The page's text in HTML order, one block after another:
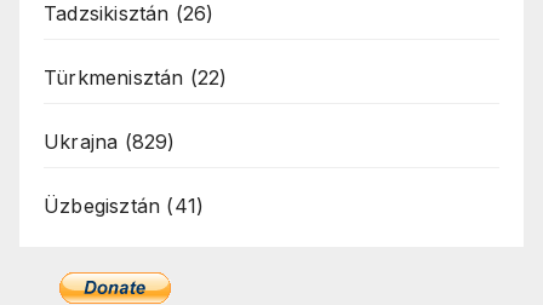
Tadzsikisztán (26)
Türkmenisztán (22)
Ukrajna (829)
Üzbegisztán (41)